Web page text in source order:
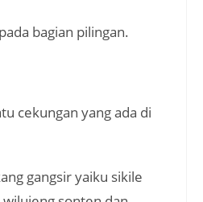
bagian pilingan.
cekungan yang ada di
gangsir yaiku sikile